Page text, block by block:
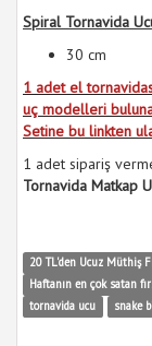
Spiral Tornavida
30 cm
1 adet el
uç modelleri
Setine bu linkten
1 adet sipariş
Tornavida Matkap
20 TL'den Ucuz Müthiş
Haftanın en çok satan
tornavida ucu
snake